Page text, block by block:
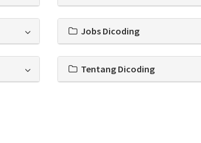
Jobs Dicoding
Tentang Dicoding